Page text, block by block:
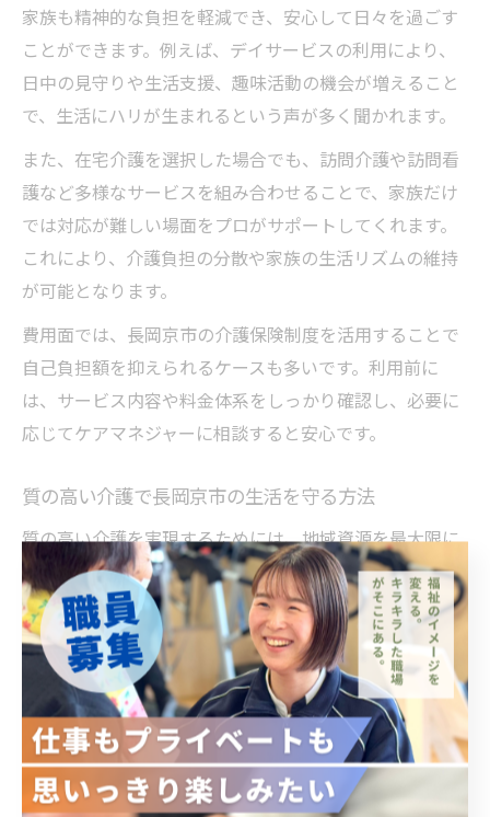
家族も精神的な負担を軽減でき、安心して日々を過ごす
ことができます。例えば、デイサービスの利用により、
日中の見守りや生活支援、趣味活動の機会が増えること
で、生活にハリが生まれるという声が多く聞かれます。
また、在宅介護を選択した場合でも、訪問介護や訪問看
護など多様なサービスを組み合わせることで、家族だけ
では対応が難しい場面をプロがサポートしてくれます。
これにより、介護負担の分散や家族の生活リズムの維持
が可能となります。
費用面では、長岡京市の介護保険制度を活用することで
自己負担額を抑えられるケースも多いです。利用前に
は、サービス内容や料金体系をしっかり確認し、必要に
応じてケアマネジャーに相談すると安心です。
質の高い介護で長岡京市の生活を守る方法
質の高い介護を実現するためには、地域資源を最大限に
活用し、自分たちに合ったサービスを選択することが重
要です。長岡京市では、地域包括支援センターや福祉施
設が連携し、高齢者の生活全般をサポートしています。
困ったときには、まず地域の専門窓口に相談し、最新の
情報や支援策を得ることがポイントです。
また、将来を見据えた介護計画を早めに立てておくこと
で、急な状況変化にも柔軟に対応できます。家族間での
話し合いや、専門職によるアドバイスを受けることで、